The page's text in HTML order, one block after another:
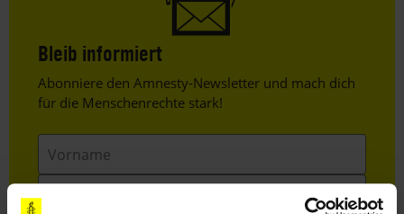
Bleib informiert
Header
Text
Abonniere den Amnesty-Newsletter und mach dich
für die Menschenrechte stark!
Nachname